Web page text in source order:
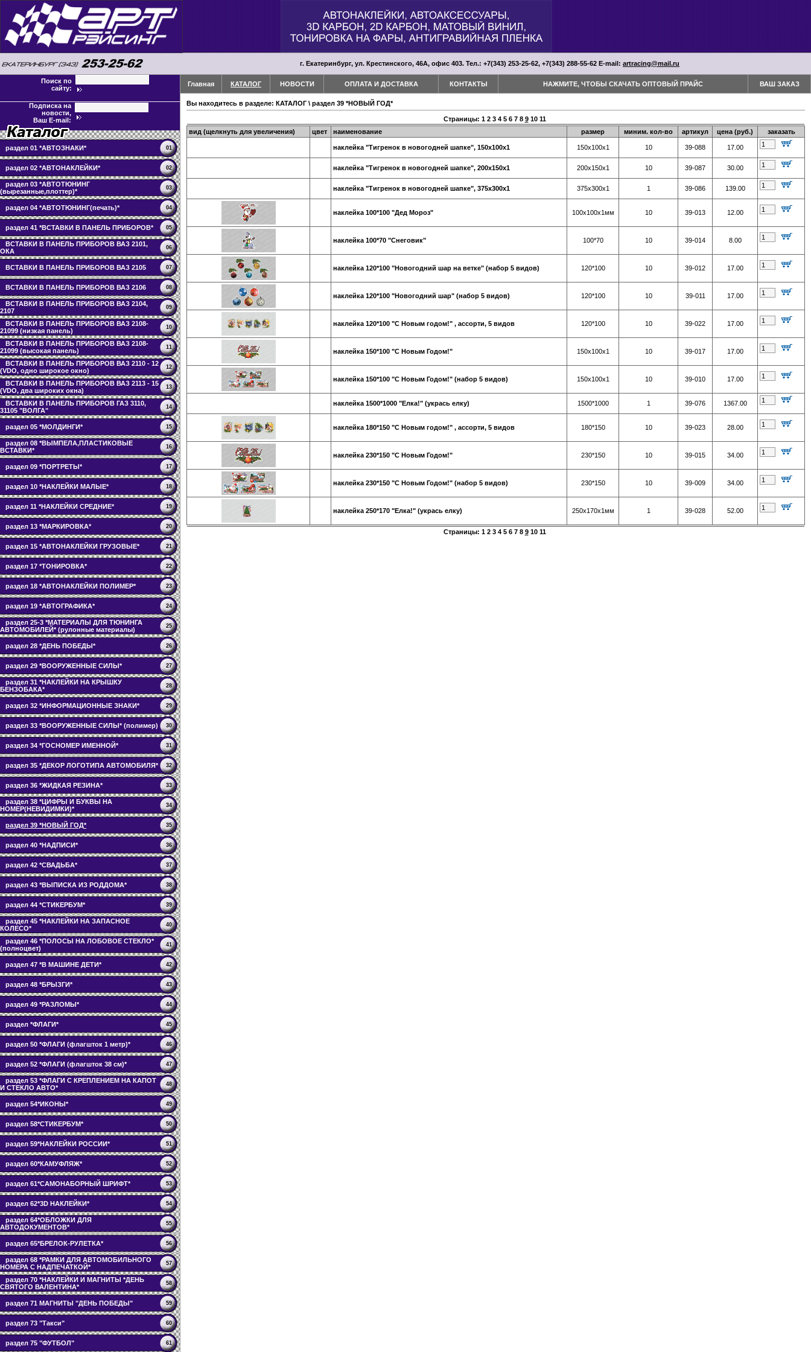
г. Екатеринбург, ул. Крестинского, 46А, офис 403. Тел.: +7(343) 253-25-62, +7(343) 288-55-62 Е-mail: artracing@mail.ru
Поиск по
сайту:
Подписка на
новости,
Ваш E-mail:
раздел 01 *АВТОЗНАКИ* 01
раздел 02 *АВТОНАКЛЕЙКИ* 02
раздел 03 *АВТОТЮНИНГ
(вырезанные,плоттер)*
03
раздел 04 *АВТОТЮНИНГ(печать)* 04
раздел 41 *ВСТАВКИ В ПАНЕЛЬ ПРИБОРОВ* 05
ВСТАВКИ В ПАНЕЛЬ ПРИБОРОВ ВАЗ 2101,
ОКА
06
ВСТАВКИ В ПАНЕЛЬ ПРИБОРОВ ВАЗ 2105 07
ВСТАВКИ В ПАНЕЛЬ ПРИБОРОВ ВАЗ 2106 08
ВСТАВКИ В ПАНЕЛЬ ПРИБОРОВ ВАЗ 2104,
2107
09
ВСТАВКИ В ПАНЕЛЬ ПРИБОРОВ ВАЗ 2108-
21099 (низкая панель)
10
ВСТАВКИ В ПАНЕЛЬ ПРИБОРОВ ВАЗ 2108-
21099 (высокая панель)
11
ВСТАВКИ В ПАНЕЛЬ ПРИБОРОВ ВАЗ 2110 - 12
(VDO, одно широкое окно)
12
ВСТАВКИ В ПАНЕЛЬ ПРИБОРОВ ВАЗ 2113 - 15
(VDO, два широких окна)
13
ВСТАВКИ В ПАНЕЛЬ ПРИБОРОВ ГАЗ 3110,
31105 "ВОЛГА"
14
раздел 05 *МОЛДИНГИ* 15
раздел 08 *ВЫМПЕЛА,ПЛАСТИКОВЫЕ
ВСТАВКИ*
16
раздел 09 *ПОРТРЕТЫ* 17
раздел 10 *НАКЛЕЙКИ МАЛЫЕ* 18
раздел 11 *НАКЛЕЙКИ СРЕДНИЕ* 19
раздел 13 *МАРКИРОВКА* 20
раздел 15 *АВТОНАКЛЕЙКИ ГРУЗОВЫЕ* 21
раздел 17 *ТОНИРОВКА* 22
раздел 18 *АВТОНАКЛЕЙКИ ПОЛИМЕР* 23
раздел 19 *АВТОГРАФИКА* 24
раздел 25-3 *МАТЕРИАЛЫ ДЛЯ ТЮНИНГА
АВТОМОБИЛЕЙ* (рулонные материалы)
25
раздел 28 *ДЕНЬ ПОБЕДЫ* 26
раздел 29 *ВООРУЖЕННЫЕ СИЛЫ* 27
раздел 31 *НАКЛЕЙКИ НА КРЫШКУ
БЕНЗОБАКА*
28
раздел 32 *ИНФОРМАЦИОННЫЕ ЗНАКИ* 29
раздел 33 *ВООРУЖЕННЫЕ СИЛЫ* (полимер) 30
раздел 34 *ГОСНОМЕР ИМЕННОЙ* 31
раздел 35 *ДЕКОР ЛОГОТИПА АВТОМОБИЛЯ* 32
раздел 36 *ЖИДКАЯ РЕЗИНА* 33
раздел 38 *ЦИФРЫ И БУКВЫ НА
НОМЕР(НЕВИДИМКИ)*
34
раздел 39 *НОВЫЙ ГОД* 35
раздел 40 *НАДПИСИ* 36
раздел 42 *СВАДЬБА* 37
раздел 43 *ВЫПИСКА ИЗ РОДДОМА* 38
раздел 44 *СТИКЕРБУМ* 39
раздел 45 *НАКЛЕЙКИ НА ЗАПАСНОЕ
КОЛЕСО*
40
раздел 46 *ПОЛОСЫ НА ЛОБОВОЕ СТЕКЛО*
(полноцвет)
41
раздел 47 *В МАШИНЕ ДЕТИ* 42
раздел 48 *БРЫЗГИ* 43
раздел 49 *РАЗЛОМЫ* 44
раздел *ФЛАГИ* 45
раздел 50 *ФЛАГИ (флагшток 1 метр)* 46
раздел 52 *ФЛАГИ (флагшток 38 см)* 47
раздел 53 *ФЛАГИ С КРЕПЛЕНИЕМ НА КАПОТ
И СТЕКЛО АВТО*
48
раздел 54*ИКОНЫ* 49
раздел 58*СТИКЕРБУМ* 50
раздел 59*НАКЛЕЙКИ РОССИИ* 51
раздел 60*КАМУФЛЯЖ* 52
раздел 61*САМОНАБОРНЫЙ ШРИФТ* 53
раздел 62*3D НАКЛЕЙКИ* 54
раздел 64*ОБЛОЖКИ ДЛЯ
АВТОДОКУМЕНТОВ*
55
раздел 65*БРЕЛОК-РУЛЕТКА* 56
раздел 68 *РАМКИ ДЛЯ АВТОМОБИЛЬНОГО
НОМЕРА С НАДПЕЧАТКОЙ*
57
раздел 70 *НАКЛЕЙКИ И МАГНИТЫ *ДЕНЬ
СВЯТОГО ВАЛЕНТИНА*
58
раздел 71 МАГНИТЫ "ДЕНЬ ПОБЕДЫ" 59
раздел 73 "Такси" 60
раздел 75 "ФУТБОЛ" 61
Главная КАТАЛОГ НОВОСТИ ОПЛАТА И ДОСТАВКА КОНТАКТЫ НАЖМИТЕ, ЧТОБЫ СКАЧАТЬ ОПТОВЫЙ ПРАЙС ВАШ ЗАКАЗ
Вы находитесь в разделе: КАТАЛОГ \ раздел 39 *НОВЫЙ ГОД*
Страницы: 1 2 3 4 5 6 7 8 9 10 11
вид (щелкнуть для увеличения)
цвет наименование размер миним. кол-во артикул цена (руб.) заказать
наклейка "Тигренок в новогодней шапке", 150х100х1 150х100х1 10 39-088 17.00
наклейка "Тигренок в новогодней шапке", 200х150х1 200х150х1 10 39-087 30.00
наклейка "Тигренок в новогодней шапке", 375х300х1 375х300х1 1 39-086 139.00
наклейка 100*100 "Дед Мороз" 100х100х1мм 10 39-013 12.00
наклейка 100*70 "Снеговик" 100*70 10 39-014 8.00
наклейка 120*100 "Новогодний шар на ветке" (набор 5 видов) 120*100 10 39-012 17.00
наклейка 120*100 "Новогодний шар" (набор 5 видов) 120*100 10 39-011 17.00
наклейка 120*100 "С Новым годом!" , ассорти, 5 видов 120*100 10 39-022 17.00
наклейка 150*100 "С Новым Годом!" 150х100х1 10 39-017 17.00
наклейка 150*100 "С Новым Годом!" (набор 5 видов) 150х100х1 10 39-010 17.00
наклейка 1500*1000 "Елка!" (укрась елку) 1500*1000 1 39-076 1367.00
наклейка 180*150 "С Новым годом!" , ассорти, 5 видов 180*150 10 39-023 28.00
наклейка 230*150 "С Новым Годом!" 230*150 10 39-015 34.00
наклейка 230*150 "С Новым Годом!" (набор 5 видов) 230*150 10 39-009 34.00
наклейка 250*170 "Елка!" (укрась елку) 250х170х1мм 1 39-028 52.00
Страницы: 1 2 3 4 5 6 7 8 9 10 11